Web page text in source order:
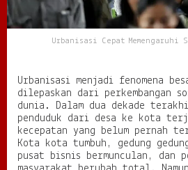
a
t
a
b
i
l
i
t
Urbanisasi Cepat
Urbanisasi menjadi fenomena
dilepaskan dari perkembangan
dunia. Dalam dua dekade
penduduk dari desa ke kota
kecepatan yang belum pernah
Kota kota tumbuh, gedung
pusat bisnis bermunculan, dan